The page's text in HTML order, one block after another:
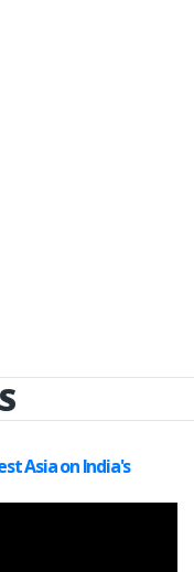
Asia on India's